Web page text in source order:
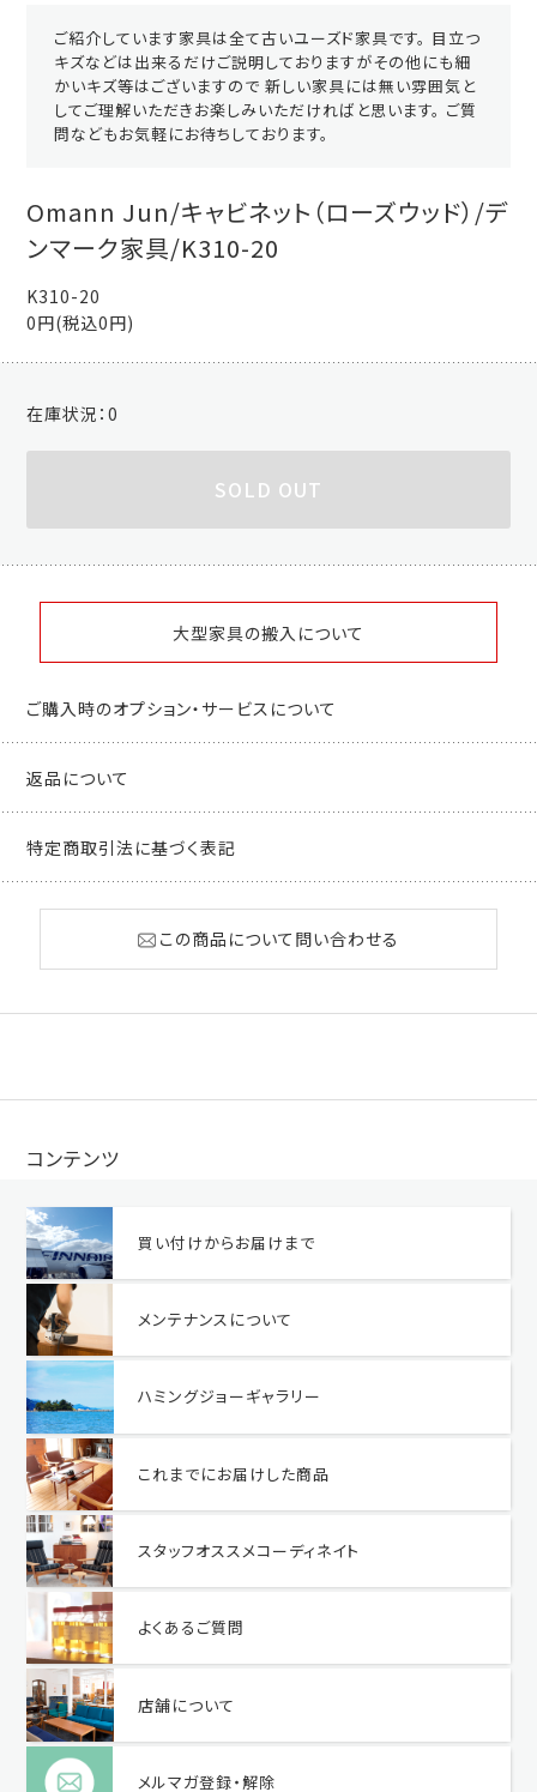
ご紹介しています家具は全て古いユーズド家具です。 目立つ
キズなどは出来るだけご説明しておりますがその他にも細
かいキズ等はございますので 新しい家具には無い雰囲気と
してご理解いただきお楽しみいただければと思います。 ご質
問などもお気軽にお待ちしております。
Omann Jun/キャビネット（ローズウッド）/デ
ンマーク家具/K310-20
K310-20
0円(税込0円)
在庫状況：0
SOLD OUT
大型家具の搬入について
ご購入時のオプション・サービスについて
返品について
特定商取引法に基づく表記
この商品について問い合わせる
コンテンツ
買い付けからお届けまで
メンテナンスについて
ハミングジョーギャラリー
これまでにお届けした商品
スタッフオススメコーディネイト
よくあるご質問
店舗について
メルマガ登録・解除